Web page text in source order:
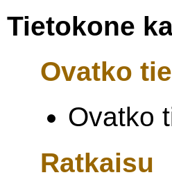
Tietokone
Ovatko
Ovatko
Ratkaisu